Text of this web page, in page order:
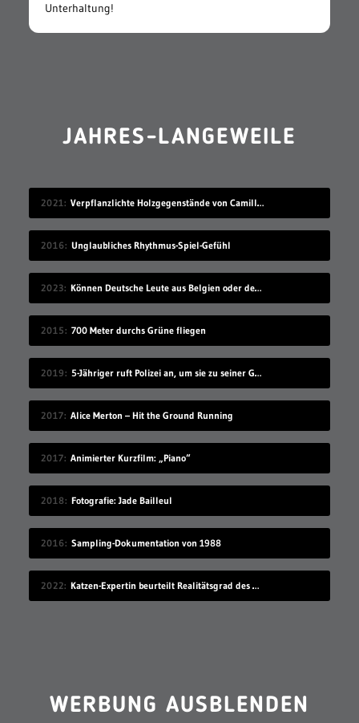
Unterhaltung!
JAHRES-LANGEWEILE
2021 Verpflanzlichte Holzgegenstände von Camille Kachani
2016 Unglaubliches Rhythmus-Spiel-Gefühl
2023 Können Deutsche Leute aus Belgien oder den Niederlanden verstehen?
2015 700 Meter durchs Grüne fliegen
2019 5-Jähriger ruft Polizei an, um sie zu seiner Geburtstagsparty einzuladen
2017 Alice Merton – Hit the Ground Running
2017 Animierter Kurzfilm: „Piano“
2018 Fotografie: Jade Bailleul
2016 Sampling-Dokumentation von 1988
2022 Katzen-Expertin beurteilt Realitätsgrad des Verhaltens in „Stray“
WERBUNG AUSBLENDEN